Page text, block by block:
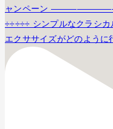
÷÷÷÷÷ シンプルなクラシ
エクササイズがどのように